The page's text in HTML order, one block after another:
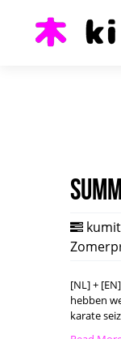
[NL] +
hebben
karate